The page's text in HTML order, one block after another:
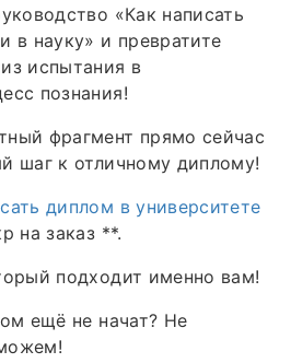
«Как написать
в науку» и превратите
испытания в
познания!
фрагмент прямо сейчас
шаг к отличному диплому!
диплом в университете
на заказ **.
подходит именно вам!
ещё не начат? Не